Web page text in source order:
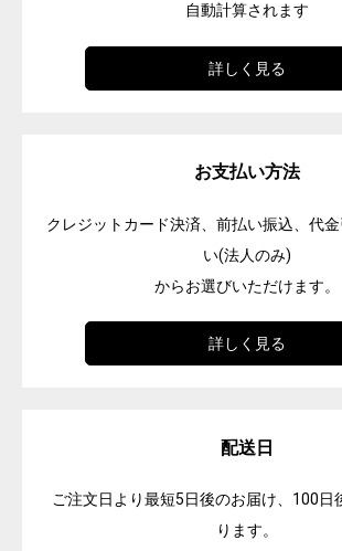
自動計算されます
詳しく見る
お支払い方法
クレジットカード決済、前払い振込、代
い(法人のみ)
からお選びいただけます。
詳しく見る
配送日
ご注文日より最短5日後のお届け、100日
ります。